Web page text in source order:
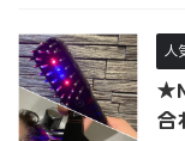
人
合